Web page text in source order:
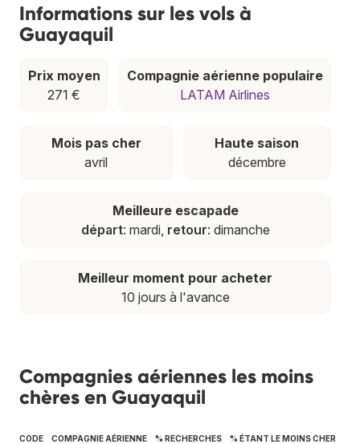
Informations sur les vols à
Guayaquil
Prix moyen
271 €
Compagnie aérienne populaire
LATAM Airlines
Mois pas cher
avril
Haute saison
décembre
Meilleure escapade
départ: mardi, retour: dimanche
Meilleur moment pour acheter
10 jours à l'avance
Compagnies aériennes les moins
chères en Guayaquil
CODE COMPAGNIE AÉRIENNE % RECHERCHES % ÉTANT LE MOINS CHER